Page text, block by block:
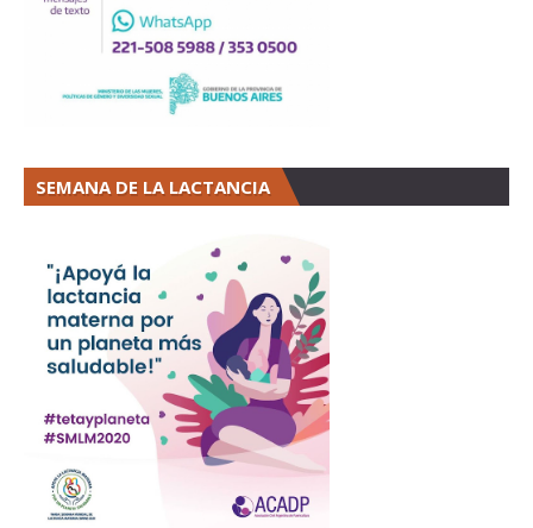
SEMANA DE LA LACTANCIA